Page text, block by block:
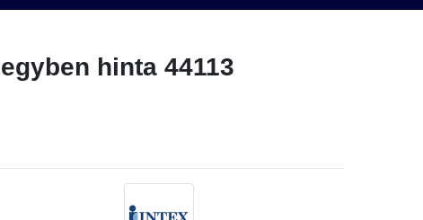
hinta 44113